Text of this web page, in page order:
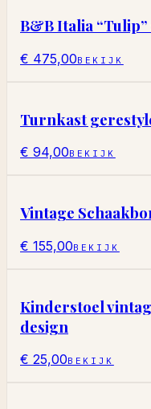
B&B Italia “Tulip”
€ 475,00BEKIJK
Turnkast
€ 94,00BEKIJK
Vintage
€ 155,00BEKIJK
Kinderstoel
design
€ 25,00BEKIJK